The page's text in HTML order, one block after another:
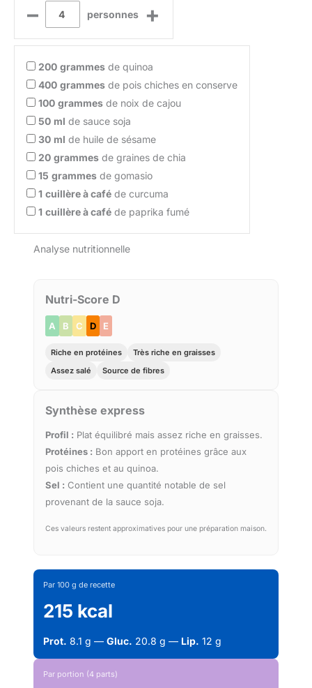
– personnes +
200 grammes de quinoa
400 grammes de pois chiches en conserve
100 grammes de noix de cajou
50 ml de sauce soja
30 ml de huile de sésame
20 grammes de graines de chia
15 grammes de gomasio
1 cuillère à café de curcuma
1 cuillère à café de paprika fumé
Analyse nutritionnelle
Nutri-Score D
A B C D E
Riche en protéines
Très riche en graisses
Assez salé
Source de fibres
Synthèse express
Profil : Plat équilibré mais assez riche en graisses.
Protéines : Bon apport en protéines grâce aux
pois chiches et au quinoa.
Sel : Contient une quantité notable de sel
provenant de la sauce soja.
Ces valeurs restent approximatives pour une préparation maison.
Par 100 g de recette
215 kcal
Prot. 8.1 g — Gluc. 20.8 g — Lip. 12 g
Par portion (4 parts)